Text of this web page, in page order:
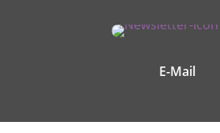
E-Mail